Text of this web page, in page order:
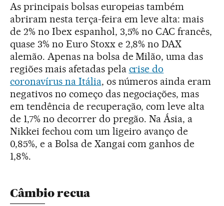
As principais bolsas europeias também
abriram nesta terça-feira em leve alta: mais
de 2% no Ibex espanhol, 3,5% no CAC francês,
quase 3% no Euro Stoxx e 2,8% no DAX
alemão. Apenas na bolsa de Milão, uma das
regiões mais afetadas pela crise do
coronavírus na Itália, os números ainda eram
negativos no começo das negociações, mas
em tendência de recuperação, com leve alta
de 1,7% no decorrer do pregão. Na Ásia, a
Nikkei fechou com um ligeiro avanço de
0,85%, e a Bolsa de Xangai com ganhos de
1,8%.
Câmbio recua